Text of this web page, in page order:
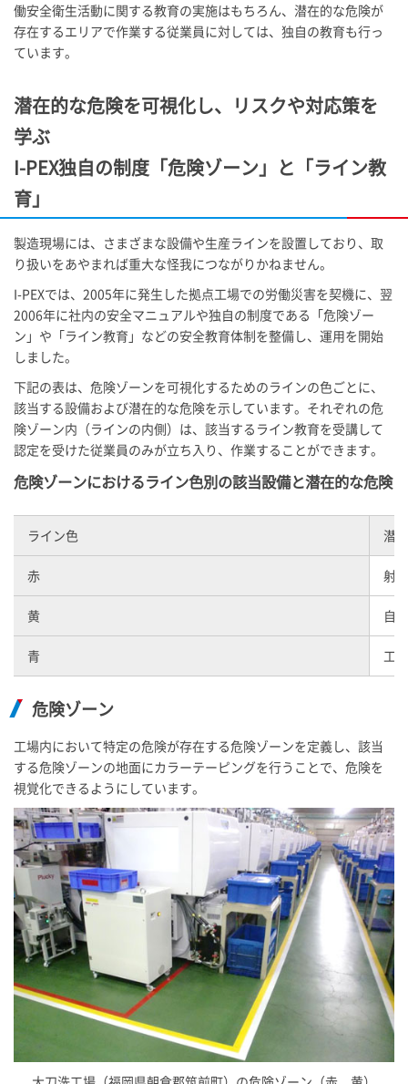
働安全衛生活動に関する教育の実施はもちろん、潜在的な危険が
存在するエリアで作業する従業員に対しては、独自の教育も行っ
ています。
潜在的な危険を可視化し、リスクや対応策を
学ぶ
I-PEX独自の制度「危険ゾーン」と「ライン教
育」
製造現場には、さまざまな設備や生産ラインを設置しており、取
り扱いをあやまれば重大な怪我につながりかねません。
I-PEXでは、2005年に発生した拠点工場での労働災害を契機に、翌
2006年に社内の安全マニュアルや独自の制度である「危険ゾー
ン」や「ライン教育」などの安全教育体制を整備し、運用を開始
しました。
下記の表は、危険ゾーンを可視化するためのラインの色ごとに、
該当する設備および潜在的な危険を示しています。それぞれの危
険ゾーン内（ラインの内側）は、該当するライン教育を受講して
認定を受けた従業員のみが立ち入り、作業することができます。
危険ゾーンにおけるライン色別の該当設備と潜在的な危険
ライン色 潜
赤 射
黄 自
青 工
危険ゾーン
工場内において特定の危険が存在する危険ゾーンを定義し、該当
する危険ゾーンの地面にカラーテーピングを行うことで、危険を
視覚化できるようにしています。